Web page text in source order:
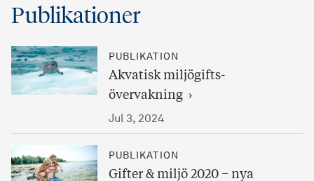
Publikationer
PUBLIKATION
Akvatisk miljögifts­
övervakning
Jul 3, 2024
PUBLIKATION
Gifter & miljö 2020 − nya